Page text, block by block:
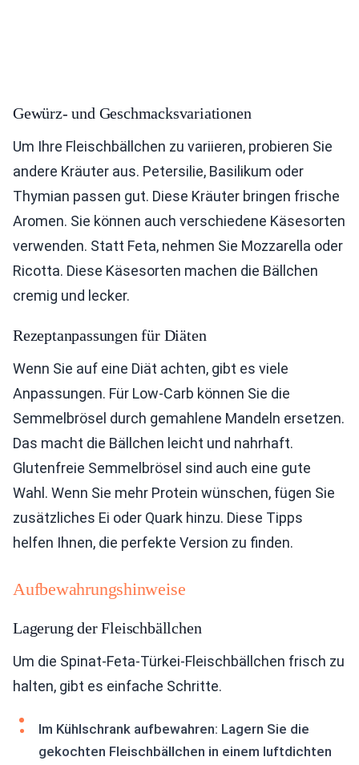
Gewürz- und Geschmacksvariationen
Um Ihre Fleischbällchen zu variieren, probieren Sie
andere Kräuter aus. Petersilie, Basilikum oder
Thymian passen gut. Diese Kräuter bringen frische
Aromen. Sie können auch verschiedene Käsesorten
verwenden. Statt Feta, nehmen Sie Mozzarella oder
Ricotta. Diese Käsesorten machen die Bällchen
cremig und lecker.
Rezeptanpassungen für Diäten
Wenn Sie auf eine Diät achten, gibt es viele
Anpassungen. Für Low-Carb können Sie die
Semmelbrösel durch gemahlene Mandeln ersetzen.
Das macht die Bällchen leicht und nahrhaft.
Glutenfreie Semmelbrösel sind auch eine gute
Wahl. Wenn Sie mehr Protein wünschen, fügen Sie
zusätzliches Ei oder Quark hinzu. Diese Tipps
helfen Ihnen, die perfekte Version zu finden.
Aufbewahrungshinweise
Lagerung der Fleischbällchen
Um die Spinat-Feta-Türkei-Fleischbällchen frisch zu
halten, gibt es einfache Schritte.
Im Kühlschrank aufbewahren: Lagern Sie die
gekochten Fleischbällchen in einem luftdichten